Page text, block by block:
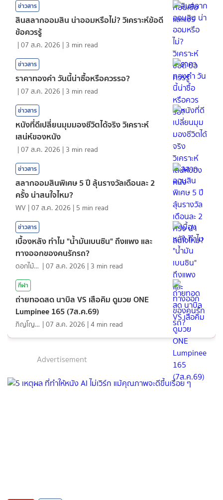
ข่าวสาร
สินสลากออมสิน น่าออมหรือไม่? วิเคราะห์ข้อดี
ข้อควรรู้
|07 ส.ค. 2026 | 3 min read
ข่าวสาร
ราคาทองคํา วันนี้น่าซื้อหรือควรรอ?
|07 ส.ค. 2026 | 3 min read
ข่าวสาร
หนังที่ดีเปลี่ยนมุมมองชีวิตได้จริง วิเคราะห์
เสน่ห์ของหนัง
|07 ส.ค. 2026 | 3 min read
ข่าวสาร
สลากออมสินพิเศษ 5 ปี ลุ้นรางวัลเดือนละ 2
ครั้ง น่าสนใจไหม?
WV |07 ส.ค. 2026 | 5 min read
ข่าวสาร
เบื้องหลัง ทำไม "น้ำมันเบนซิน" ถึงแพง และ
ทางออกของคนรักรถ?
ดอกไม้กับสายน้ำ |07 ส.ค. 2026 | 3 min read
กีฬา
ถ่ายทอดสด นาบิล VS เสือคิม ดูมวย ONE
Lumpinee 165 (7ส.ค.69)
ภิญโญ ส่องแสง |07 ส.ค. 2026 |4 min read
Advertisement